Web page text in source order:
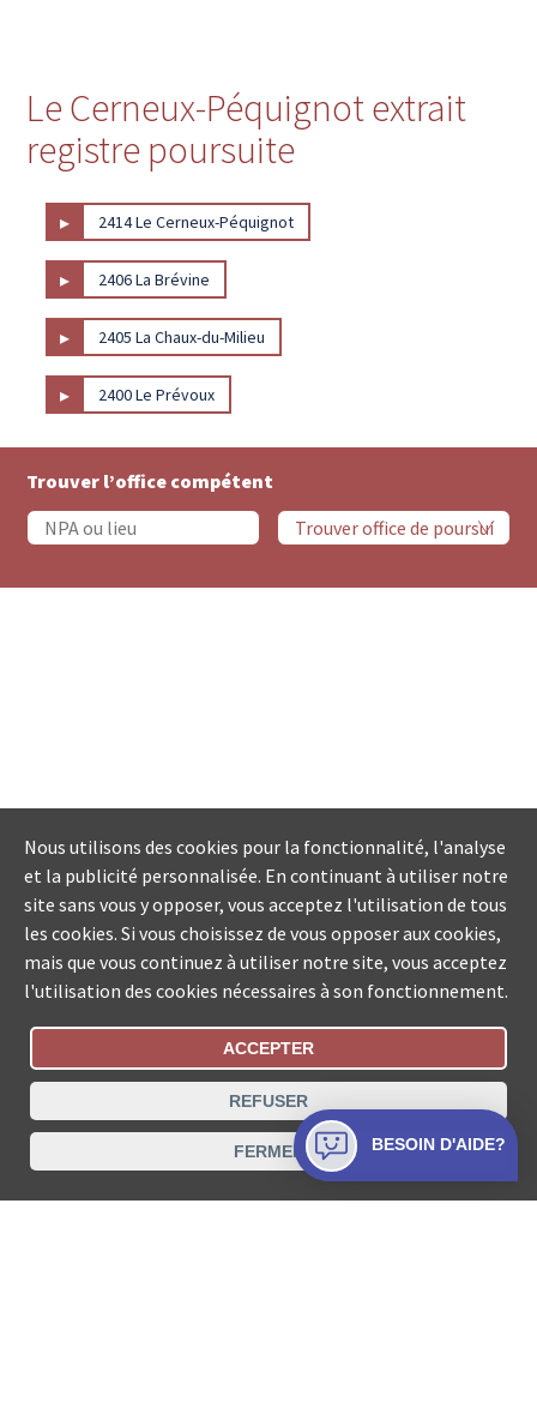
Le Cerneux-Péquignot extrait
registre poursuite
▸ 2414 Le Cerneux-Péquignot
▸ 2406 La Brévine
▸ 2405 La Chaux-du-Milieu
▸ 2400 Le Prévoux
Trouver l’office compétent
Statut De La Commande
Recherche des offices de Suisse
Protection des données Mentions légales
Conditions d’utilisation Contact
Nous utilisons des cookies pour la fonctionnalité, l'analyse
et la publicité personnalisée. En continuant à utiliser notre
site sans vous y opposer, vous acceptez l'utilisation de tous
les cookies. Si vous choisissez de vous opposer aux cookies,
mais que vous continuez à utiliser notre site, vous acceptez
l'utilisation des cookies nécessaires à son fonctionnement.
ACCEPTER
REFUSER
FERMER BESOIN D'AIDE?